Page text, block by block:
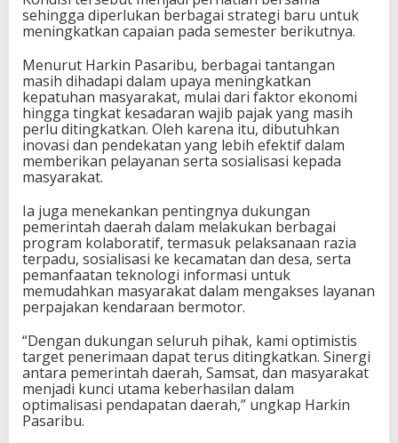
sehingga diperlukan berbagai strategi baru untuk
meningkatkan capaian pada semester berikutnya.
Menurut Harkin Pasaribu, berbagai tantangan
masih dihadapi dalam upaya meningkatkan
kepatuhan masyarakat, mulai dari faktor ekonomi
hingga tingkat kesadaran wajib pajak yang masih
perlu ditingkatkan. Oleh karena itu, dibutuhkan
inovasi dan pendekatan yang lebih efektif dalam
memberikan pelayanan serta sosialisasi kepada
masyarakat.
Ia juga menekankan pentingnya dukungan
pemerintah daerah dalam melakukan berbagai
program kolaboratif, termasuk pelaksanaan razia
terpadu, sosialisasi ke kecamatan dan desa, serta
pemanfaatan teknologi informasi untuk
memudahkan masyarakat dalam mengakses layanan
perpajakan kendaraan bermotor.
“Dengan dukungan seluruh pihak, kami optimistis
target penerimaan dapat terus ditingkatkan. Sinergi
antara pemerintah daerah, Samsat, dan masyarakat
menjadi kunci utama keberhasilan dalam
optimalisasi pendapatan daerah,” ungkap Harkin
Pasaribu.